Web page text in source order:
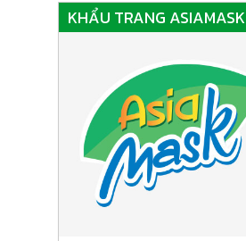
KHẨU TRANG ASIAMASK